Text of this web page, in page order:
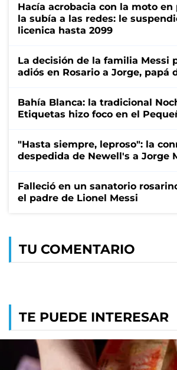
Hacía acrobacia con la moto en
la subía a las redes: le
licenica hasta 2099
La decisión de la familia Messi
adiós en Rosario a Jorge, papá
Bahía Blanca: la tradicional
Etiquetas hizo foco en el
"Hasta siempre, leproso": la
despedida de Newell's a Jorge
Falleció en un sanatorio
el padre de Lionel Messi
TU COMENTARIO
TE PUEDE INTERESAR